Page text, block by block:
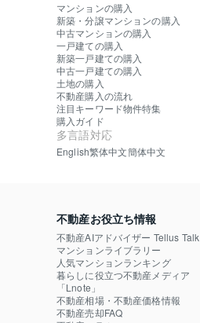
マンションの購入
新築・分譲マンションの購入
中古マンションの購入
一戸建ての購入
新築一戸建ての購入
中古一戸建ての購入
土地の購入
不動産購入の流れ
注目キーワード物件特集
購入ガイド
多言語対応
English繁体中文簡体中文
不動産お役立ち情報
不動産AIアドバイザー Tellus Talk
マンションライブラリー
人気マンションランキング
暮らしに役立つ不動産メディア
「Lnote」
不動産相場・不動産価格情報
不動産売却FAQ